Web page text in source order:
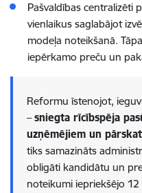
Pašvaldības centralizēti
vienlaikus saglabājot
modeļa noteikšanā.
iepērkamo preču un
Reformu īstenojot,
–sniegta rīcībspēja
uzņēmējiem un
tiks samazināts
obligāti kandidātu un
noteikumi iepriekšējo 12